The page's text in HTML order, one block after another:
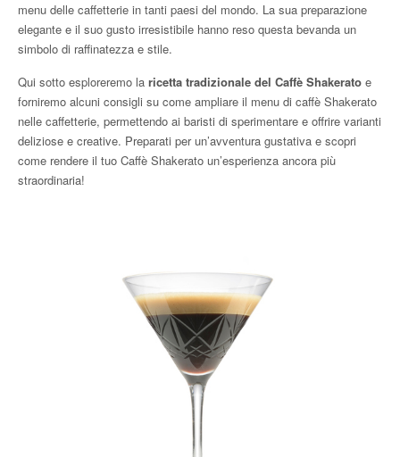
menu delle caffetterie in tanti paesi del mondo. La sua preparazione
elegante e il suo gusto irresistibile hanno reso questa bevanda un
simbolo di raffinatezza e stile.
Qui sotto esploreremo la ricetta tradizionale del Caffè Shakerato e
forniremo alcuni consigli su come ampliare il menu di caffè Shakerato
nelle caffetterie, permettendo ai baristi di sperimentare e offrire varianti
deliziose e creative. Preparati per un’avventura gustativa e scopri
come rendere il tuo Caffè Shakerato un’esperienza ancora più
straordinaria!